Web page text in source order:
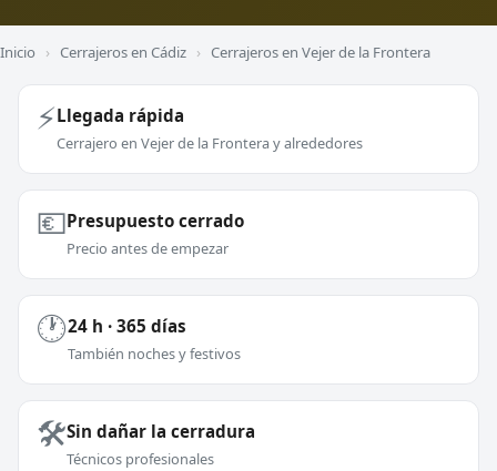
Inicio › Cerrajeros en Cádiz › Cerrajeros en Vejer de la Frontera
⚡Llegada rápida
Cerrajero en Vejer de la Frontera y alrededores
💶Presupuesto cerrado
Precio antes de empezar
🕐24 h · 365 días
También noches y festivos
🛠️Sin dañar la cerradura
Técnicos profesionales